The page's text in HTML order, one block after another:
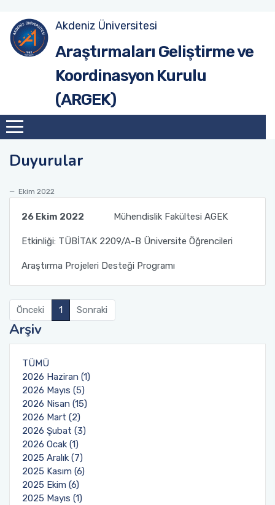
Akdeniz Üniversitesi
Araştırmaları Geliştirme ve
Koordinasyon Kurulu
(ARGEK)
Duyurular
Ekim 2022
26 Ekim 2022 Mühendislik Fakültesi AGEK
Etkinliği: TÜBİTAK 2209/A-B Üniversite Öğrencileri
Araştırma Projeleri Desteği Programı
Önceki 1 Sonraki
Arşiv
TÜMÜ
2026 Haziran (1)
2026 Mayıs (5)
2026 Nisan (15)
2026 Mart (2)
2026 Şubat (3)
2026 Ocak (1)
2025 Aralık (7)
2025 Kasım (6)
2025 Ekim (6)
2025 Mayıs (1)
Site Anasayfa
Üniversite Anasayfa
Tanıtım
Misyon & Vizyon
Organizasyon Şeması
Akdeniz Üniversitesi Araştırma Geliştirme
Süreçleri Yönetim Organizasyon Yapısı
Kurul Üyeleri
Hedef ve Öneriler (2017-2020)
Hedef ve Öneriler (2020-2023)
Hedef ve Öneriler (2023-2026)
Tanıtım
Birim AGEK'leri
Çalışma Esasları
AGEK Rapor Şablonu